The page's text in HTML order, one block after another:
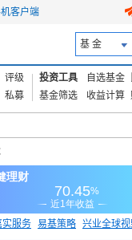
客户端
基 金
评级
私募
投资工具 自选基金
基金筛选
收益计算
实服务 易基策略 兴业全球